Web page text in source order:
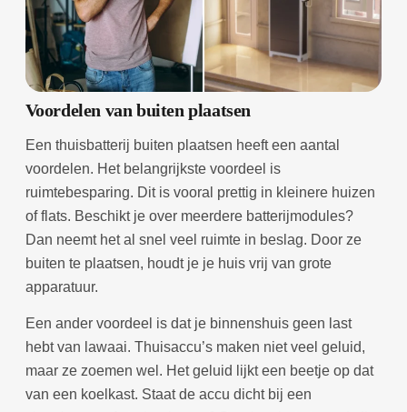
Voordelen van buiten plaatsen
Een thuisbatterij buiten plaatsen heeft een aantal
voordelen. Het belangrijkste voordeel is
ruimtebesparing. Dit is vooral prettig in kleinere huizen
of flats. Beschikt je over meerdere batterijmodules?
Dan neemt het al snel veel ruimte in beslag. Door ze
buiten te plaatsen, houdt je je huis vrij van grote
apparatuur.
Een ander voordeel is dat je binnenshuis geen last
hebt van lawaai. Thuisaccu’s maken niet veel geluid,
maar ze zoemen wel. Het geluid lijkt een beetje op dat
van een koelkast. Staat de accu dicht bij een